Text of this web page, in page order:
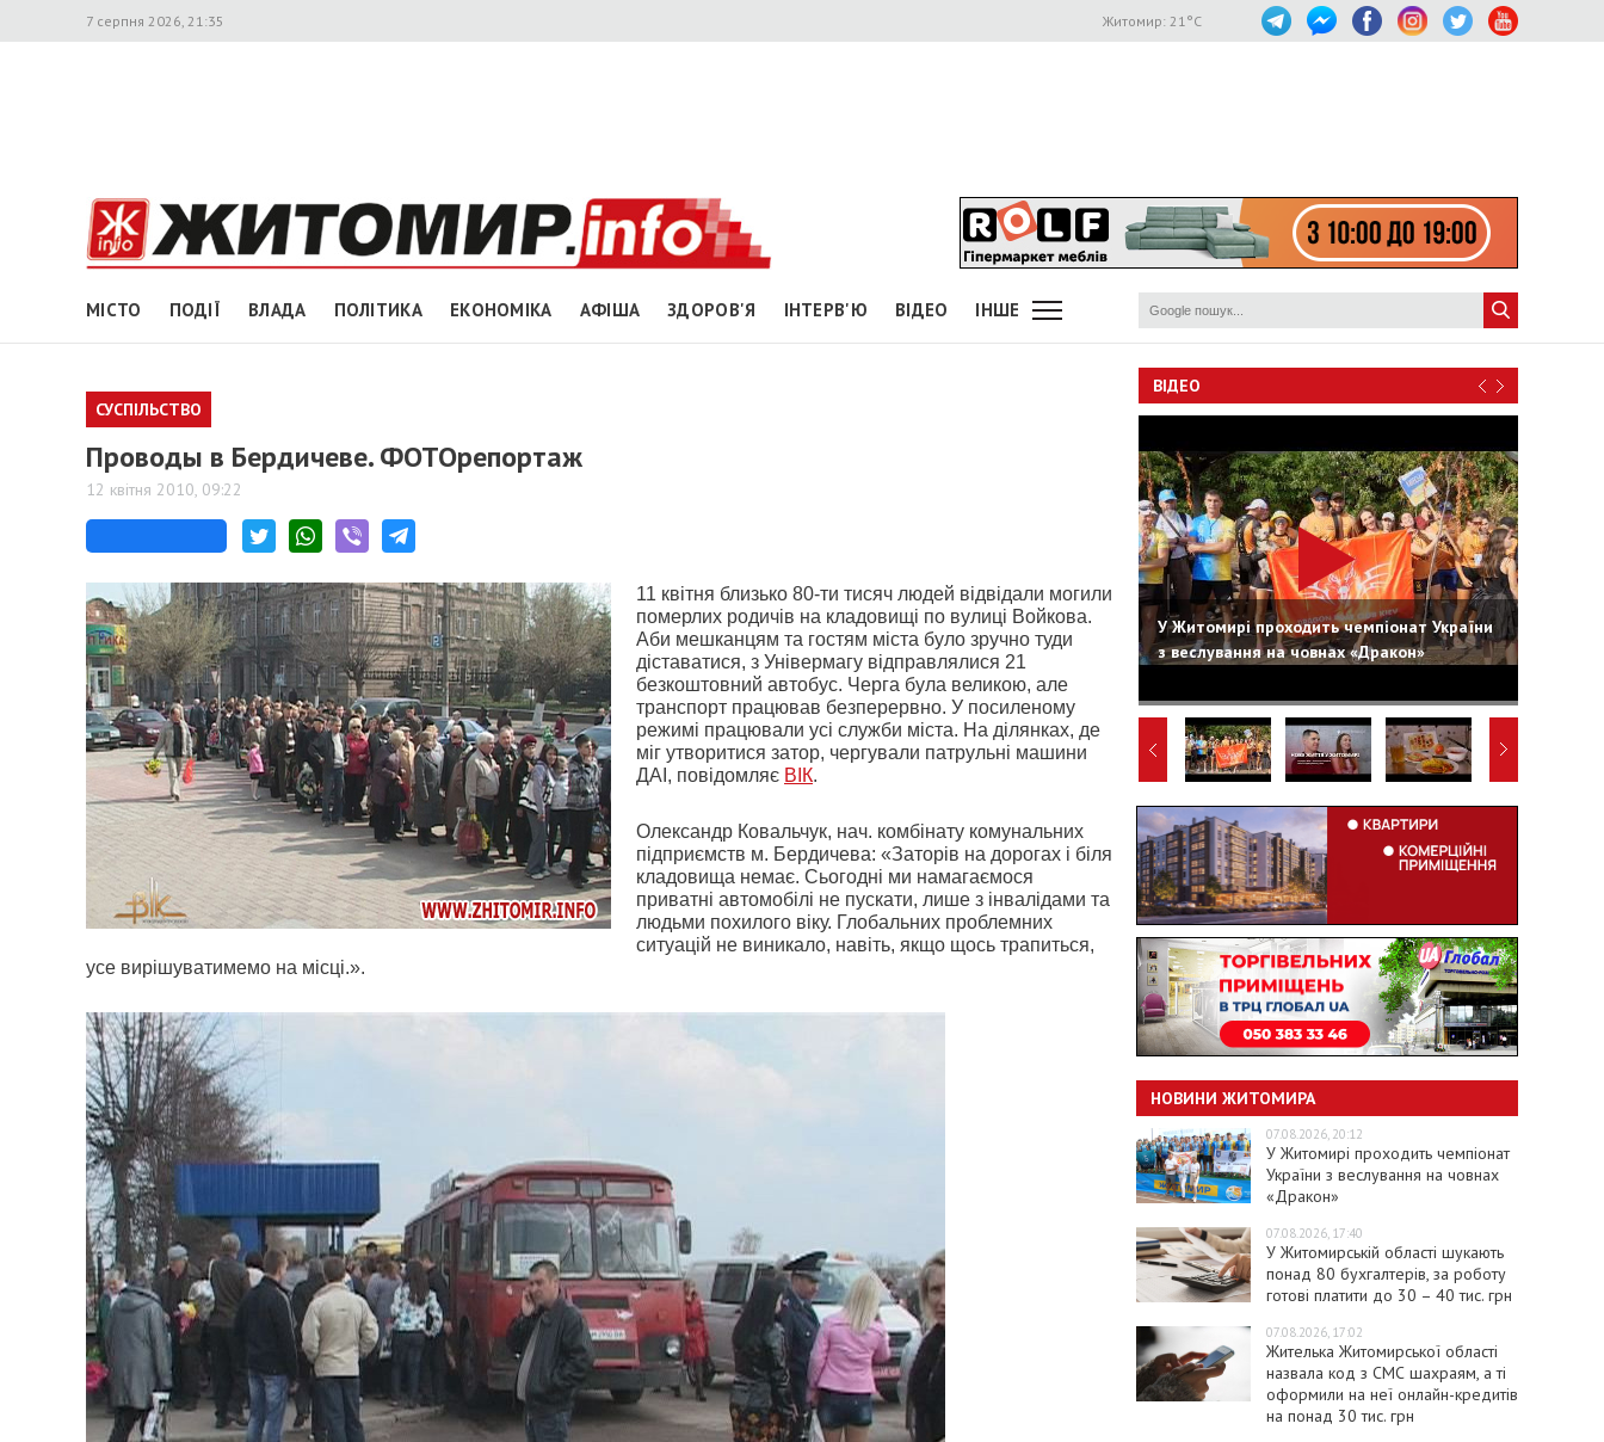
7 серпня 2026, 21:35 Житомир: 21°C
МІСТО ПОДІЇ ВЛАДА ПОЛІТИКА ЕКОНОМІКА АФІША ЗДОРОВ'Я ІНТЕРВ'Ю ВІДЕО ІНШЕ
СУСПІЛЬСТВО
Проводы в Бердичеве. ФОТОрепортаж
12 квітня 2010, 09:22
11 квітня близько 80-ти тисяч людей відвідали могили
померлих родичів на кладовищі по вулиці Войкова.
Аби мешканцям та гостям міста було зручно туди
діставатися, з Універмагу відправлялися 21
безкоштовний автобус. Черга була великою, але
транспорт працював безперервно. У посиленому
режимі працювали усі служби міста. На ділянках, де
міг утворитися затор, чергували патрульні машини
ДАІ, повідомляє ВІК.
Олександр Ковальчук, нач. комбінату комунальних
підприємств м. Бердичева: «Заторів на дорогах і біля
кладовища немає. Сьогодні ми намагаємося
приватні автомобілі не пускати, лише з інвалідами та
людьми похилого віку. Глобальних проблемних
ситуацій не виникало, навіть, якщо щось трапиться,
усе вирішуватимемо на місці.».
ВІДЕО
У Житомирі проходить чемпіонат України
з веслування на човнах «Дракон»
НОВИНИ ЖИТОМИРА
07.08.2026, 20:12
У Житомирі проходить чемпіонат
України з веслування на човнах
«Дракон»
07.08.2026, 17:40
У Житомирській області шукають
понад 80 бухгалтерів, за роботу
готові платити до 30 – 40 тис. грн
07.08.2026, 17:02
Жителька Житомирської області
назвала код з СМС шахраям, а ті
оформили на неї онлайн-кредитів
на понад 30 тис. грн